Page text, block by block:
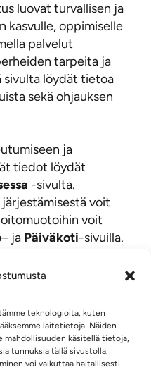
teknologioita, kuten
laitetietoja. Näiden
mahdollisuuden käsitellä tietoja,
tunnuksia tällä sivustolla.
voi vaikuttaa haitallisesti
luovat turvallisen ja
kasvulle, oppimiselle
palvelut
tarpeita ja
sivulta löydät tietoa
sekä ohjauksen
ja
tiedot löydät
-sivulta.
voit
voit
– ja Päiväkoti-sivuilla.
on osa turvallista
oppia, leikkiä ja
löydät reitit
arjen tueksi.